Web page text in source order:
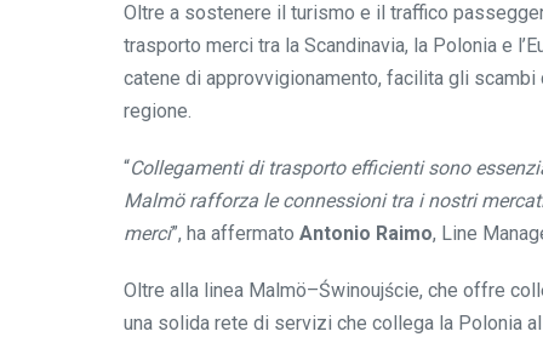
Oltre a sostenere il turismo e il traffico
trasporto merci tra la Scandinavia, la Polonia e
catene di approvvigionamento, facilita gli
regione.
“Collegamenti di trasporto efficienti sono
Malmö rafforza le connessioni tra i nostri
merci”, ha affermato Antonio Raimo, Line
Oltre alla linea Malmö–Świnoujście, che offre
una solida rete di servizi che collega la Polonia